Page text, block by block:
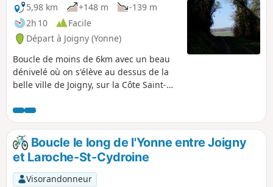
5,98 km
+148 m
-139 m
2h 10
Facile
Départ à Joigny (Yonne)
Boucle de moins de 6km avec un beau
dénivelé où on s'élève au dessus de la
belle ville de Joigny, sur la Côte Saint-
bois et le Val d'Aubry par des petits
chemins pour redescendre dans la
vallée, avec une vue splendide sur
Joigny, l'Yonne et ses environs.
Boucle le long de l'Yonne entre Joigny
et Laroche-St-Cydroine
Visorandonneur